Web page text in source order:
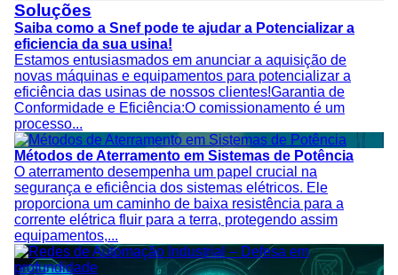
Soluções
Saiba como a Snef pode te ajudar a Potencializar a
eficiencia da sua usina!
Estamos entusiasmados em anunciar a aquisição de
novas máquinas e equipamentos para potencializar a
eficiência das usinas de nossos clientes!Garantia de
Conformidade e Eficiência:O comissionamento é um
processo...
Métodos de Aterramento em Sistemas de Potência
O aterramento desempenha um papel crucial na
segurança e eficiência dos sistemas elétricos. Ele
proporciona um caminho de baixa resistência para a
corrente elétrica fluir para a terra, protegendo assim
equipamentos,...